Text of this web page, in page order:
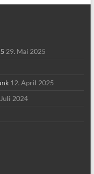
29. Mai 2025
12. April 2025
2024